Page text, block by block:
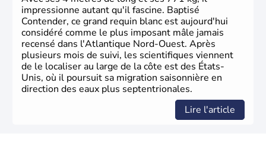
phase de développement intense.
impressionne autant qu'il fascine. Baptisé
Contender, ce grand requin blanc est aujourd'hui
considéré comme le plus imposant mâle jamais
recensé dans l'Atlantique Nord-Ouest. Après
plusieurs mois de suivi, les scientifiques viennent
de le localiser au large de la côte est des États-
Unis, où il poursuit sa migration saisonnière en
direction des eaux plus septentrionales.
Lire l'article